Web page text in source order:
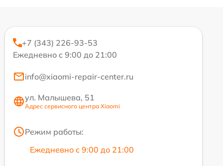
+7 (343) 226-93-53
Ежедневно с 9:00 до 21:00
info@xiaomi-repair-center.ru
ул. Малышева, 51
Адрес сервисного центра Xiaomi
Режим работы:
Ежедневно с 9:00 до 21:00